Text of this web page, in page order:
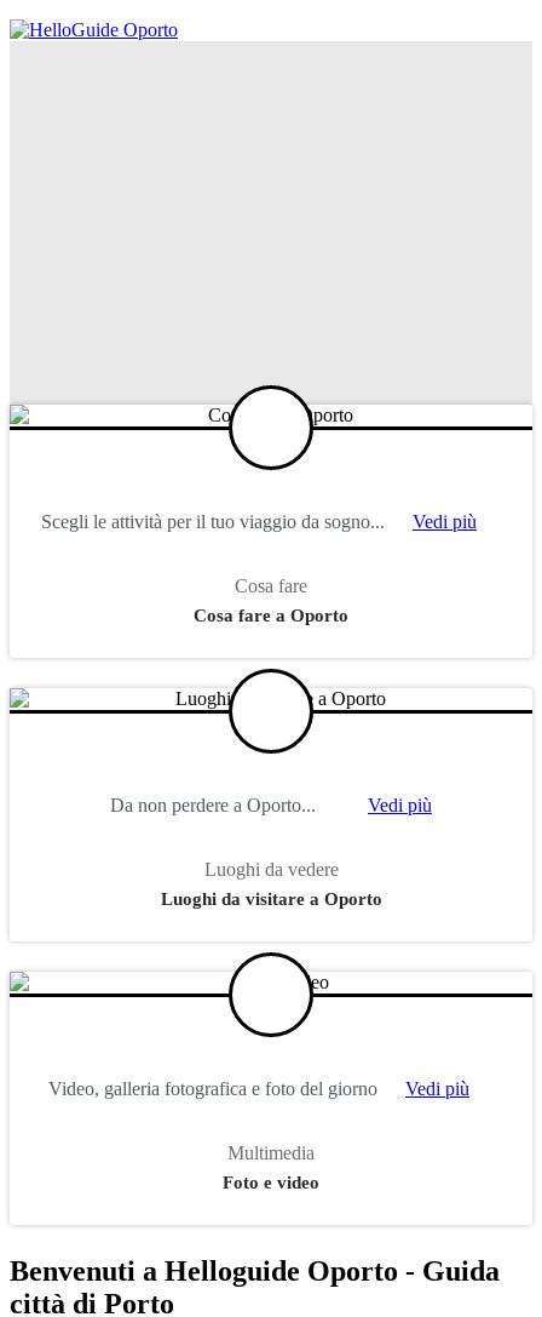
Scegli le attività per il tuo viaggio da sogno... Vedi più
Cosa fare
Cosa fare a Oporto
Da non perdere a Oporto... Vedi più
Luoghi da vedere
Luoghi da visitare a Oporto
Video, galleria fotografica e foto del giorno Vedi più
Multimedia
Foto e video
Benvenuti a Helloguide Oporto - Guida
città di Porto